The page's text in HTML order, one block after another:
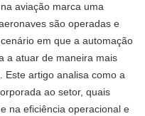
aviação marca uma
são operadas e
em que a automação
a atuar de maneira mais
Este artigo analisa como a
ao setor, quais
na eficiência operacional e